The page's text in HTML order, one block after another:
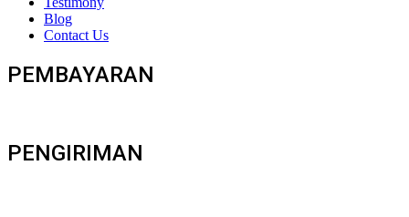
Blog
Contact Us
PEMBAYARAN
PENGIRIMAN